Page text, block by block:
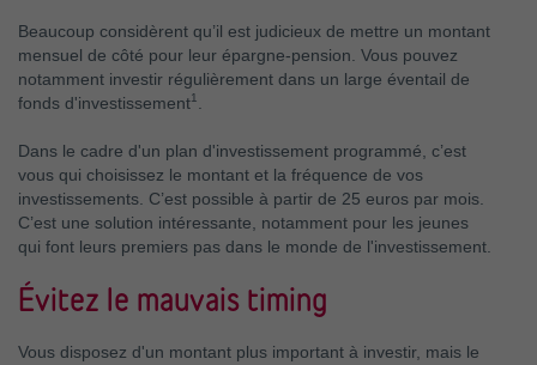
Beaucoup considèrent qu’il est judicieux de mettre un montant
mensuel de côté pour leur épargne-pension. Vous pouvez
notamment investir régulièrement dans un large éventail de
fonds d'investissement1
Dans le cadre d'un plan d'investissement programmé, c’est
vous qui choisissez le montant et la fréquence de vos
investissements. C’est possible à partir de 25 euros par mois.
C’est une solution intéressante, notamment pour les jeunes
qui font leurs premiers pas dans le monde de l'investissement.
Évitez le mauvais timing
Vous disposez d'un montant plus important à investir, mais le